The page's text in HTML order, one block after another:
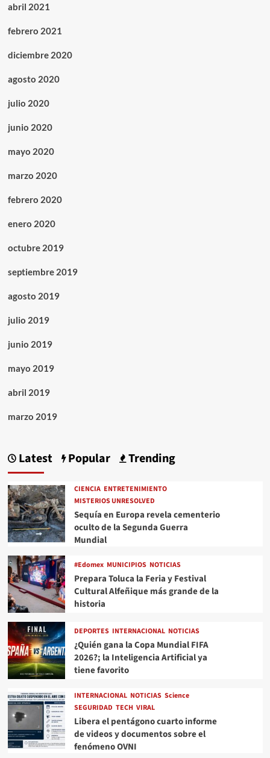
abril 2021
febrero 2021
diciembre 2020
agosto 2020
julio 2020
junio 2020
mayo 2020
marzo 2020
febrero 2020
enero 2020
octubre 2019
septiembre 2019
agosto 2019
julio 2019
junio 2019
mayo 2019
abril 2019
marzo 2019
Latest Popular Trending
CIENCIA ENTRETENIMIENTO
MISTERIOS UNRESOLVED
Sequía en Europa revela cementerio
oculto de la Segunda Guerra
Mundial
#Edomex MUNICIPIOS NOTICIAS
Prepara Toluca la Feria y Festival
Cultural Alfeñique más grande de la
historia
DEPORTES INTERNACIONAL NOTICIAS
¿Quién gana la Copa Mundial FIFA
2026?; la Inteligencia Artificial ya
tiene favorito
INTERNACIONAL NOTICIAS Science
SEGURIDAD TECH VIRAL
Libera el pentágono cuarto informe
de videos y documentos sobre el
fenómeno OVNI